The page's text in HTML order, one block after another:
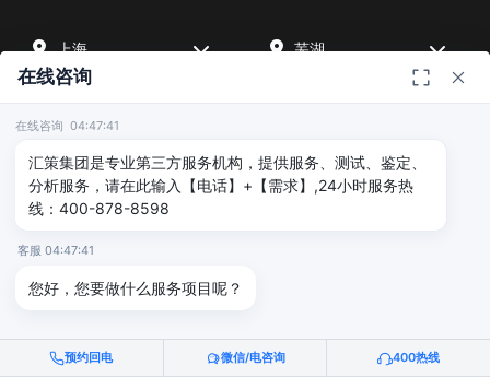
上海 芜湖
北京 武汉
友情链接
广州海沣检测 汇策可靠性检测
© 2026 深圳汇策众创空间管理有限公司 & 广州海沣检测认证有限公司
在线咨询
在线咨询 04:47:41
汇策集团是专业第三方服务机构，提供服务、测试、鉴定、
分析服务，请在此输入【电话】+【需求】,24小时服务热
线：400-878-8598
客服 04:47:41
您好，您要做什么服务项目呢？
预约回电 微信/电咨询 400热线